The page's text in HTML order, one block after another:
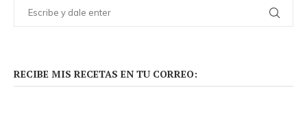
RECIBE MIS RECETAS EN TU CORREO: